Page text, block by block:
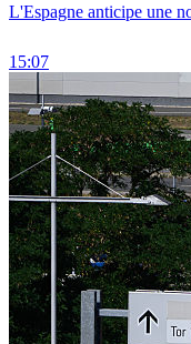
L'Espagne anticipe une
15:07